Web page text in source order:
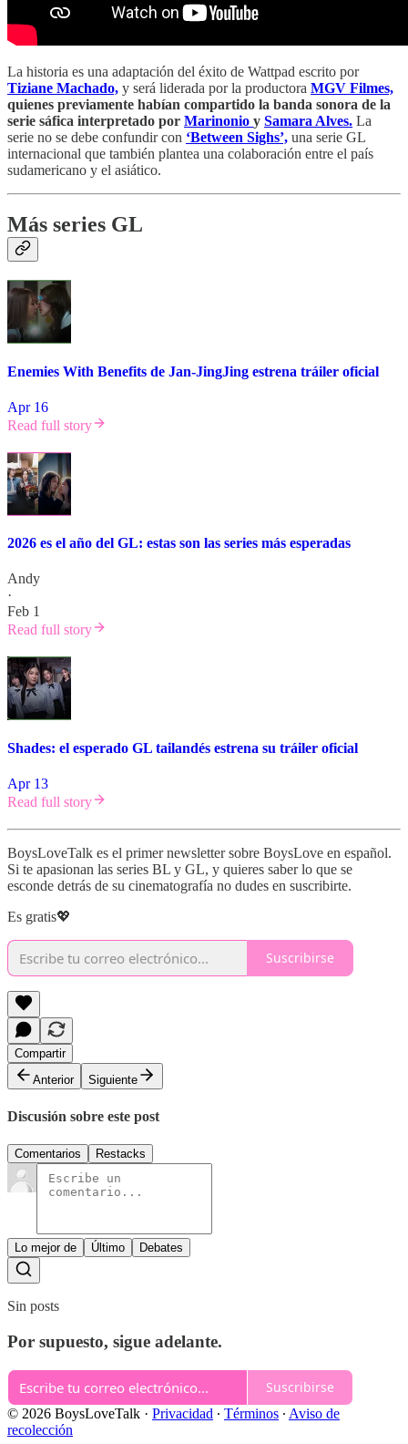
La historia es una adaptación del éxito de Wattpad escrito por
Tiziane Machado, y será liderada por la productora MGV Filmes,
quienes previamente habían compartido la banda sonora de la
serie sáfica interpretado por Marinonio y Samara Alves. La
serie no se debe confundir con ‘Between Sighs’, una serie GL
internacional que también plantea una colaboración entre el país
sudamericano y el asiático.
Más series GL
Enemies With Benefits de Jan-JingJing estrena tráiler oficial
Apr 16
Read full story
2026 es el año del GL: estas son las series más esperadas
Andy
·
Feb 1
Read full story
Shades: el esperado GL tailandés estrena su tráiler oficial
Apr 13
Read full story
BoysLoveTalk es el primer newsletter sobre BoysLove en español.
Si te apasionan las series BL y GL, y quieres saber lo que se
esconde detrás de su cinematografía no dudes en suscribirte.
Es gratis💖
Suscribirse
Compartir
Anterior
Siguiente
Discusión sobre este post
Comentarios Restacks
Lo mejor de Último Debates
Sin posts
Por supuesto, sigue adelante.
Suscribirse
© 2026 BoysLoveTalk · Privacidad ∙ Términos ∙ Aviso de
recolección